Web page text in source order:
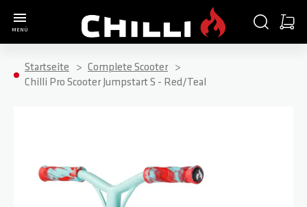
MENÜ
SUCHE
Startseite
Complete Scooter
Chilli Pro Scooter Jumpstart S - Red/Teal